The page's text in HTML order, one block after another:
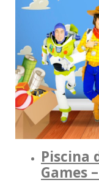
Piscina
Games